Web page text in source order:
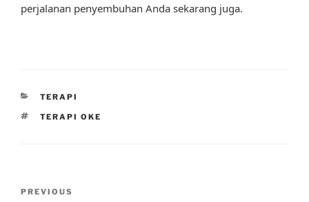
perjalanan penyembuhan Anda sekarang juga.
CATEGORIES
TERAPI
TAGS
TERAPI OKE
Previous
PREVIOUS